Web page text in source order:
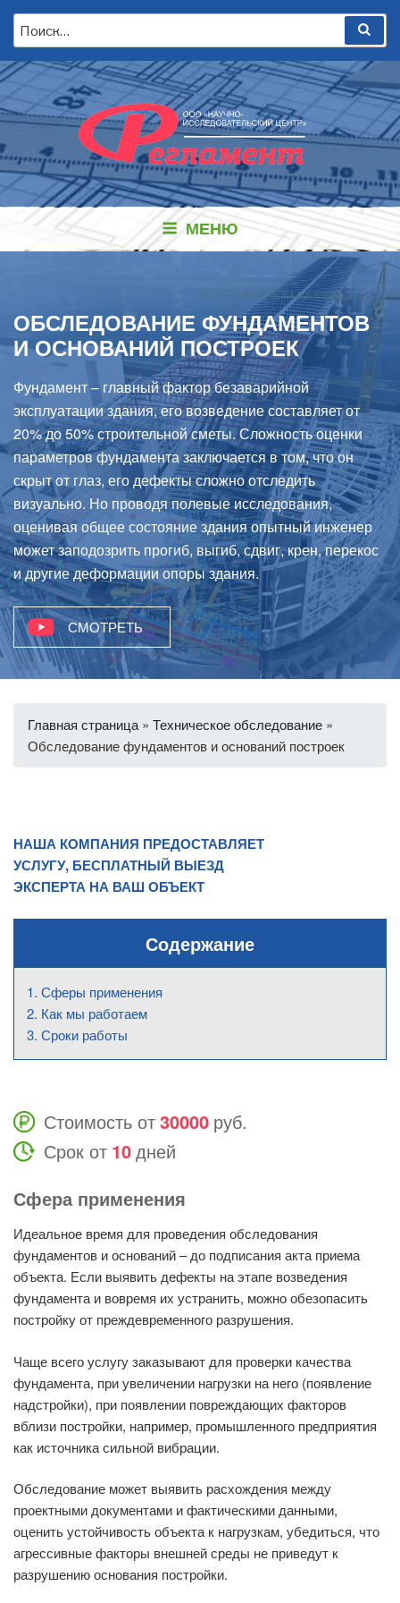
Перейти
содержимому
Искать:
МЕНЮ
ОБСЛЕДОВАНИЕ ФУНДАМЕНТОВ
И ОСНОВАНИЙ ПОСТРОЕК
Фундамент – главный фактор безаварийной
эксплуатации здания, его возведение составляет от
20% до 50% строительной сметы. Сложность оценки
параметров фундамента заключается в том, что он
скрыт от глаз, его дефекты сложно отследить
визуально. Но проводя полевые исследования,
оценивая общее состояние здания опытный инженер
может заподозрить прогиб, выгиб, сдвиг, крен, перекос
и другие деформации опоры здания.
СМОТРЕТЬ
Главная страница » Техническое обследование »
Обследование фундаментов и оснований построек
НАША КОМПАНИЯ ПРЕДОСТАВЛЯЕТ
УСЛУГУ, БЕСПЛАТНЫЙ ВЫЕЗД
ЭКСПЕРТА НА ВАШ ОБЪЕКТ
Содержание
Сферы применения
Как мы работаем
Сроки работы
Стоимость от30000 руб.
Срок от 10дней
Сфера применения
Идеальное время для проведения обследования
фундаментов и оснований – до подписания акта приема
объекта. Если выявить дефекты на этапе возведения
фундамента и вовремя их устранить, можно обезопасить
постройку от преждевременного разрушения.
Чаще всего услугу заказывают для проверки качества
фундамента, при увеличении нагрузки на него (появление
надстройки), при появлении повреждающих факторов
вблизи постройки, например, промышленного предприятия
как источника сильной вибрации.
Обследование может выявить расхождения между
проектными документами и фактическими данными,
оценить устойчивость объекта к нагрузкам, убедиться, что
агрессивные факторы внешней среды не приведут к
разрушению основания постройки.